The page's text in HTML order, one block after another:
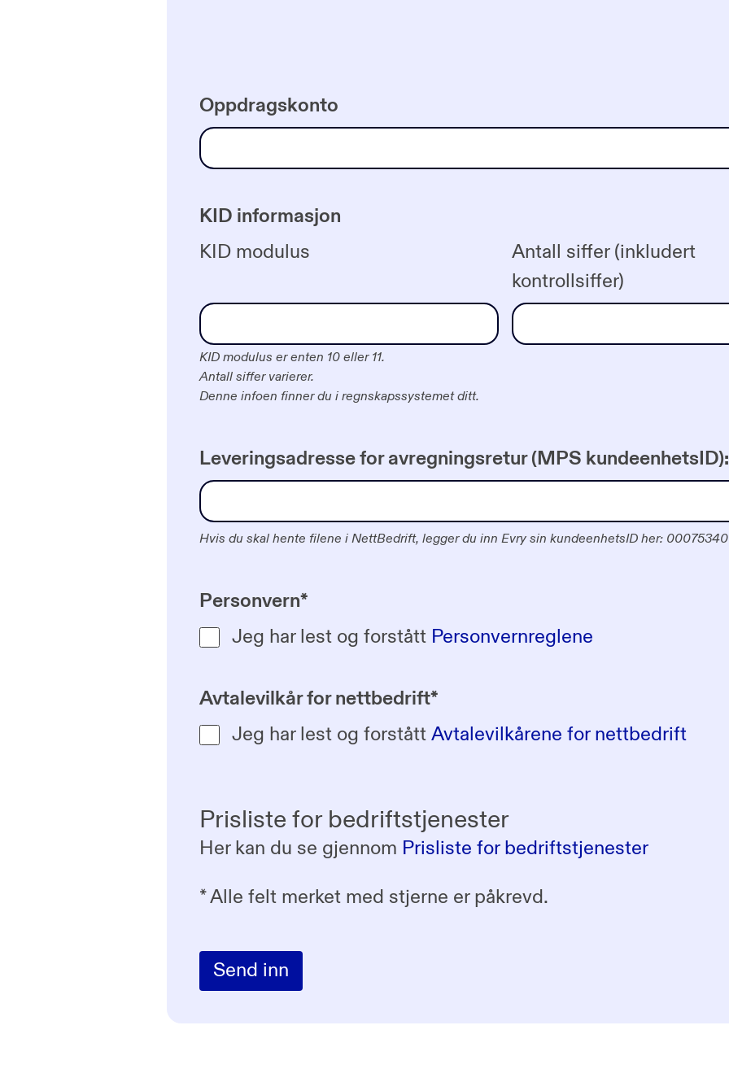
Oppdragskonto
KID informasjon
KID modulus
Antall siffer (inkludert
kontrollsiffer)
KID modulus er enten 10 eller 11.
Antall siffer varierer.
Denne infoen finner du i regnskapssystemet ditt.
Leveringsadresse for avregningsretur (MPS kundeenhetsID):
Hvis du skal hente filene i NettBedrift, legger du inn Evry sin kundeenhetsID her: 00075340
Personvern*
Jeg har lest og forstått Personvernreglene
Avtalevilkår for nettbedrift*
Jeg har lest og forstått Avtalevilkårene for nettbedrift
Prisliste for bedriftstjenester
Her kan du se gjennom Prisliste for bedriftstjenester
*Alle felt merket med stjerne er påkrevd.